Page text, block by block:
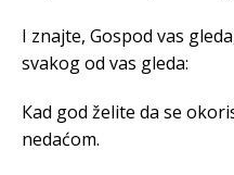
I znajte, Gospod vas
svakog od vas gleda:
Кad god želite da se
nedaćom.